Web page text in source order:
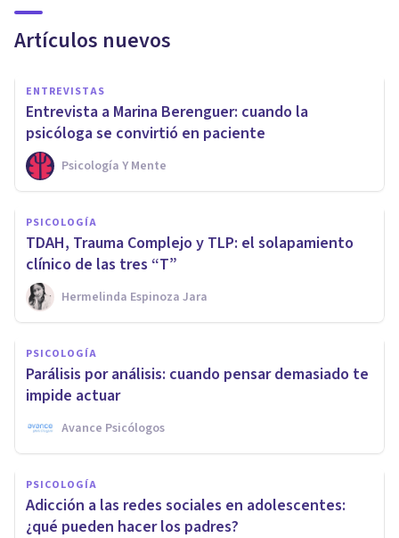
Artículos nuevos
ENTREVISTAS
Entrevista a Marina Berenguer: cuando la
psicóloga se convirtió en paciente
Psicología Y Mente
PSICOLOGÍA
TDAH, Trauma Complejo y TLP: el solapamiento
clínico de las tres “T”
Hermelinda Espinoza Jara
PSICOLOGÍA
Parálisis por análisis: cuando pensar demasiado te
impide actuar
Avance Psicólogos
PSICOLOGÍA
Adicción a las redes sociales en adolescentes:
¿qué pueden hacer los padres?